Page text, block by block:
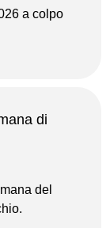
a colpo
di
del